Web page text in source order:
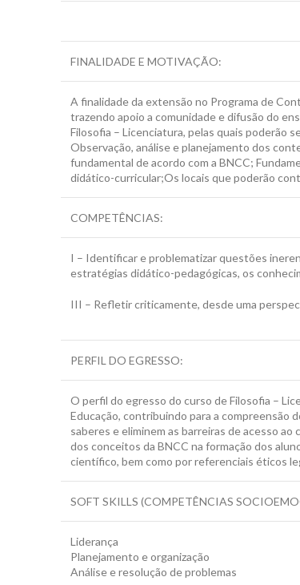
FINALIDADE E MOTIVAÇÃO:
A finalidade da extensão no Programa de
trazendo apoio a comunidade e difusão do
Filosofia – Licenciatura, pelas quais poderão
Observação, análise e planejamento dos
fundamental de acordo com a BNCC;
didático-curricular;Os locais que poderão
COMPETÊNCIAS:
I – Identificar e problematizar questões
estratégias didático-pedagógicas, os
III – Refletir criticamente, desde uma
PERFIL DO EGRESSO:
O perfil do egresso do curso de Filosofia –
Educação, contribuindo para a compreensão
saberes e eliminem as barreiras de acesso
dos conceitos da BNCC na formação dos
científico, bem como por referenciais éticos
SOFT SKILLS (COMPETÊNCIAS
Liderança
Planejamento e organização
Análise e resolução de problemas